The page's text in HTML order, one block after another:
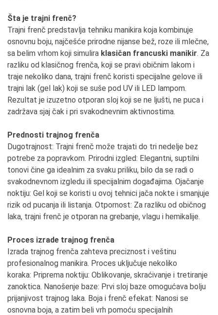
Šta je trajni frenč?
Trajni frenč predstavlja tehniku manikira koja kombinuje
osnovnu boju, najčešće prirodne nijanse bež, roze ili mlečne,
sa belim vrhom koji simulira klasičan francuski manikir. Za
razliku od klasičnog frenča, koji se pravi običnim lakom i
traje nekoliko dana, trajni frenč koristi specijalne gelove ili
trajni lak (gel lak) koji se suše pod UV ili LED lampom.
Rezultat je izuzetno otporan sloj koji se ne ljušti, ne puca i
zadržava sjaj čak i pri svakodnevnim aktivnostima.
Prednosti trajnog frenča
Dugotrajnost: Trajni frenč može trajati do tri nedelje bez
potrebe za popravkom. Prirodni izgled: Elegantni, suptilni
tonovi čine ga idealnim za svaku priliku, bilo da se radi o
svakodnevnom izgledu ili specijalnim događajima. Ojačanje
noktiju: Gel koji se koristi u ovoj tehnici jača nokte i smanjuje
rizik od pucanja ili listanja. Otpornost: Za razliku od običnog
laka, trajni frenč je otporan na grebanje, vlagu i hemikalije.
Proces izrade trajnog frenča
Izrada trajnog frenča zahteva preciznost i veštinu
profesionalnog manikira. Proces uključuje nekoliko
koraka: Priprema noktiju: Oblikovanje, skraćivanje i tretiranje
zanoktica. Nanošenje baze: Prvi sloj baze omogućava bolju
prijanjivost trajnog laka. Boja i frenč efekat: Nanosi se
osnovna boja, a zatim beli vrh pomoću specijalnih